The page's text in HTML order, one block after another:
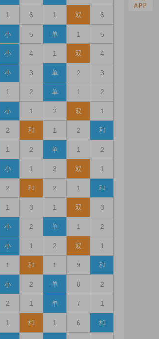
1 6 1 双 6
小 5 单 1 5
小 4 1 双 4
小 3 单 2 3
1 2 单 1 2
小 1 2 双 1
2 和 1 2 和
1 2 单 1 2
小 1 3 双 1
2 和 2 1 和
1 3 1 双 3
小 2 单 1 2
小 1 2 双 1
1 和 1 9 和
小 2 单 8 2
2 1 单 7 1
1 和 1 6 和